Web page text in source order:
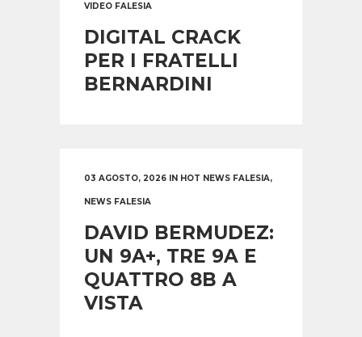
VIDEO FALESIA
DIGITAL CRACK
PER I FRATELLI
BERNARDINI
03 AGOSTO, 2026 IN HOT NEWS FALESIA,
NEWS FALESIA
DAVID BERMUDEZ:
UN 9A+, TRE 9A E
QUATTRO 8B A
VISTA